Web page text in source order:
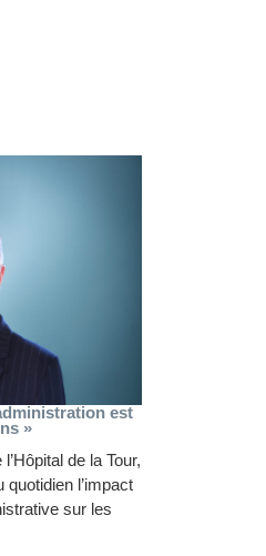
est
»
de la Tour,
l’impact
sur les